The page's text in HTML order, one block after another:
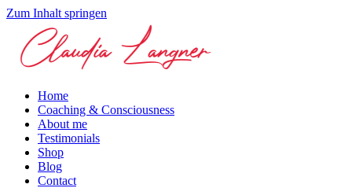
Zum Inhalt springen
Home
Coaching & Consciousness
About me
Testimonials
Shop
Blog
Contact